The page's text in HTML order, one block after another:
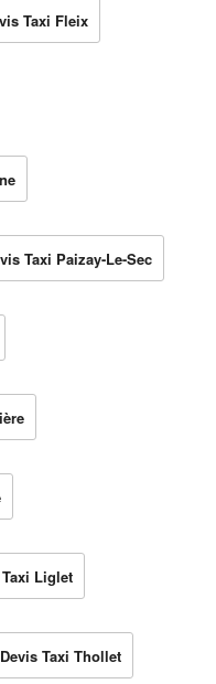
Taxi Fleix
Taxi Paizay-Le-Sec
Liglet
Devis Taxi Thollet